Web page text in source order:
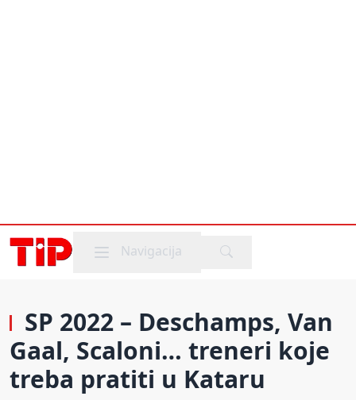
Mobile menu
Navigacija
SP 2022 – Deschamps, Van
Gaal, Scaloni… treneri koje
treba pratiti u Kataru